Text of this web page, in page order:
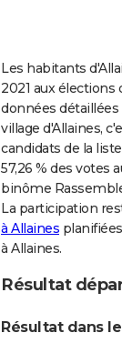
Les habitants
2021 aux
données
village d'Allaines,
candidats de la
57,26 % des votes
binôme
La participation
à Allaines
à Allaines.
Résultat
Résultat dans